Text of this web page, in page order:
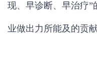
现、早诊断、早治疗
业做出力所能及的贡献